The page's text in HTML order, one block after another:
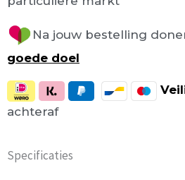
Na jouw bestelling
goede doel
achteraf
Specificaties